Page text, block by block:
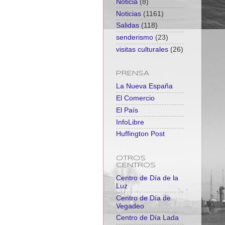
Noticia (8)
Noticias (1161)
Salidas (118)
senderismo (23)
visitas culturales (26)
PRENSA
La Nueva España
El Comercio
El País
InfoLibre
Huffington Post
OTROS
CENTROS
Centro de Día de la
Luz
Centro de Día de
Vegadeo
Centro de Día Lada